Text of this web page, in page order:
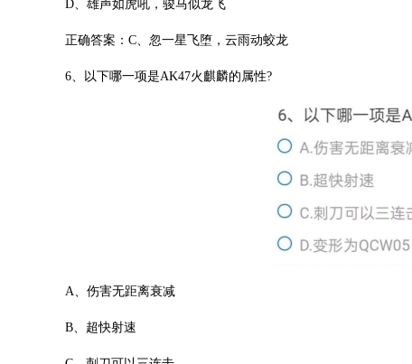
D、雄声如虎吼，骏马似龙飞
正确答案：C、忽一星飞堕，云雨动蛟龙
6、以下哪一项是AK47火麒麟的属性?
A、伤害无距离衰减
B、超快射速